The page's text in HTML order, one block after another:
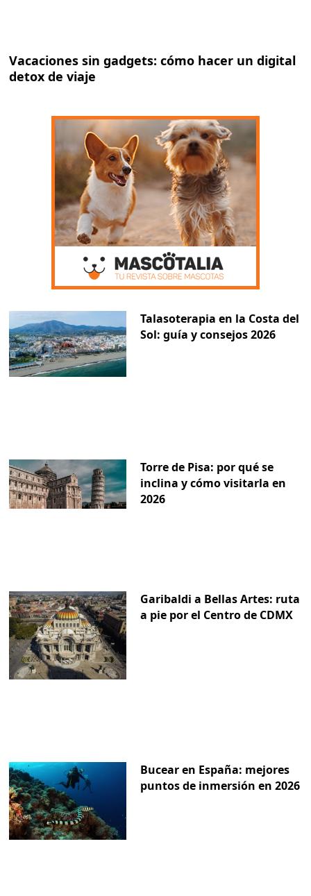
Vacaciones sin gadgets: cómo hacer un digital
detox de viaje
Talasoterapia en la Costa del
Sol: guía y consejos 2026
Torre de Pisa: por qué se
inclina y cómo visitarla en
2026
Garibaldi a Bellas Artes: ruta
a pie por el Centro de CDMX
Bucear en España: mejores
puntos de inmersión en 2026